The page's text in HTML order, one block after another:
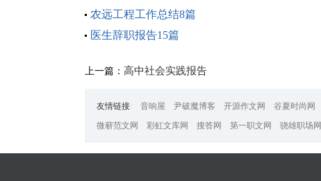
农远工程工作总结8篇
医生辞职报告15篇
上一篇： 高中社会实践报告
友情链接: 音响屋 尹破魔博客 开源作文网 谷夏时尚网
微蕲范文网
彩虹文库网 搜答网 第一职文网 骁雄职场网